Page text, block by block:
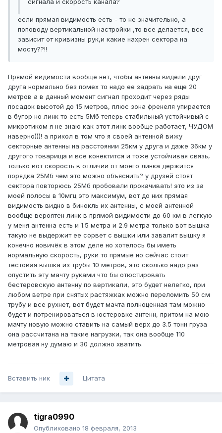
сигнала и скорость канала?
если прямая видимость есть - то не значительно, а
поповоду вертикальной настройки ,то все делается, все
зависит от кривизны рук,и какие нахрен сектора на
мосту??!!
Прямой видимости вообще нет, чтобы антенны видели друг
друга нормально без помех то надо ее задрать на еще 20
метров а в данный момент сигнал проходит через ряды
посадок высотой до 15 метров, плюс зона френеля упирается
в бугор но линк то есть 5Мб теперь стабильный устойчивый с
микротиком я не знаю как этот линк вообще работает, ЧУДОМ
наверно)))! а прикол в том что я своей антенной вижу
секторные антенны на расстоянии 25км у друга и даже 36км у
другого товарища и все конектится и тоже устойчивая связь,
только вот скорость в отличии от моего линка держится
порядка 25Мб чем это можно объяснить? у друзей стоят
сектора повторюсь 25Мб пробовали прокачивать! это из за
моей полосы в 10мгц это максимум, вот до них прямая
видимость видно в бинокль их антенны, с моей антенной
вообще вероятен линк в прямой видимости до 60 км в легкую
у меня антенна есть и 1.5 метра и 2.9 метра только вот вышка
такую не выдержит ее сорвет с вышки или завалит вышку я
конечно новичёк в этом деле но хотелось бы иметь
нормальную скорость, руки то прямые но сейчас стоит
тестовая вышка из трубы 10 метров, это сколько надо раз
опустить эту мачту руками что бы отюстировать
бестеровскую антенну по вертикали, это будет нелегко, при
любом ветре при снятых растяжках можно переломить 50 см
трубу и все рухнет, вот будет мачта полноценная там можно
будет и потренироваться в юстеровке антенн, притом на мою
мачту новую можно ставить на самый верх до 3.5 тонн груза
она рассчитана на такие нагрузки, так она вообще 110
метровая ну думаю и 30 должно хватить.
Вставить ник Цитата
tigra0990
Опубликовано 18 февраля, 2013